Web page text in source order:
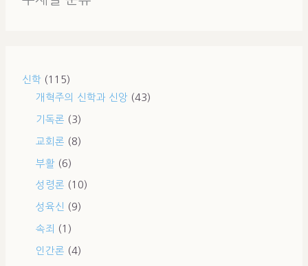
신학 (115)
개혁주의 신학과 신앙 (43)
기독론 (3)
교회론 (8)
부활 (6)
성령론 (10)
성육신 (9)
속죄 (1)
인간론 (4)